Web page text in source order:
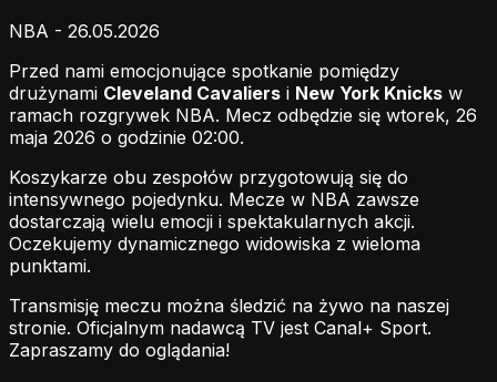
NBA - 26.05.2026
Przed nami emocjonujące spotkanie pomiędzy
drużynami Cleveland Cavaliers i New York Knicks w
ramach rozgrywek NBA. Mecz odbędzie się wtorek, 26
maja 2026 o godzinie 02:00.
Koszykarze obu zespołów przygotowują się do
intensywnego pojedynku. Mecze w NBA zawsze
dostarczają wielu emocji i spektakularnych akcji.
Oczekujemy dynamicznego widowiska z wieloma
punktami.
Transmisję meczu można śledzić na żywo na naszej
stronie. Oficjalnym nadawcą TV jest Canal+ Sport.
Zapraszamy do oglądania!